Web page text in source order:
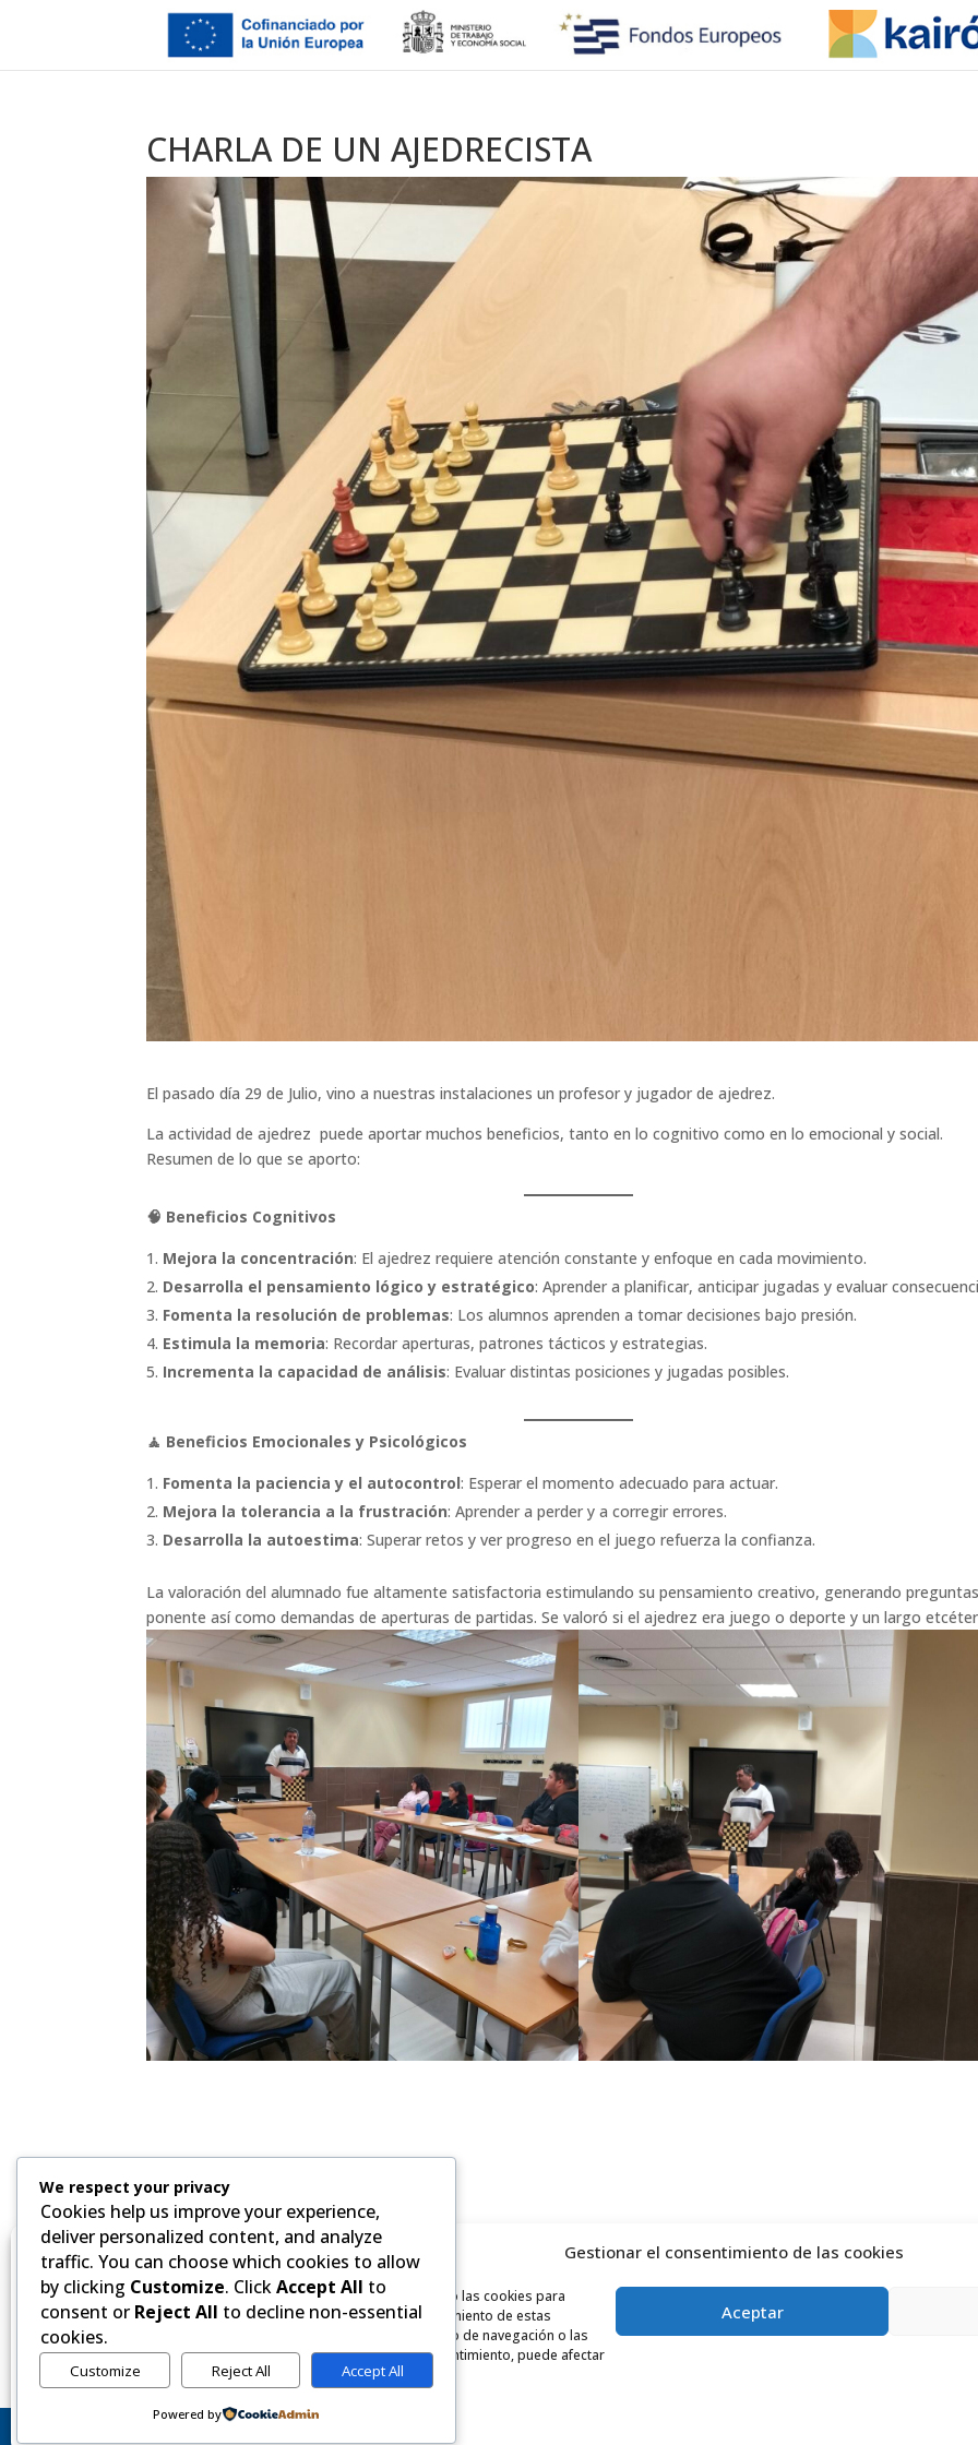
Gestionar el consentimiento de las cookies
Para ofrecer las mejores experiencias, utilizamos tecnologías como las cookies para
almacenar y/o acceder a la información del dispositivo. El consentimiento de estas
tecnologías nos permitirá procesar datos como el comportamiento de navegación o las
identificaciones únicas en este sitio. No consentir o retirar el consentimiento, puede afectar
negativamente a ciertas características y funciones.
Aceptar
Declaración de privacidad
CHARLA DE UN AJEDRECISTA
El pasado día 29 de Julio, vino a nuestras instalaciones un profesor y jugador de ajedrez.
La actividad de ajedrez puede aportar muchos beneficios, tanto en lo cognitivo como en lo emocional y social.
Resumen de lo que se aporto:
🧠 Beneficios Cognitivos
Mejora la concentración: El ajedrez requiere atención constante y enfoque en cada movimiento.
Desarrolla el pensamiento lógico y estratégico: Aprender a planificar, anticipar jugadas y evaluar
Fomenta la resolución de problemas: Los alumnos aprenden a tomar decisiones bajo presión.
Estimula la memoria: Recordar aperturas, patrones tácticos y estrategias.
Incrementa la capacidad de análisis: Evaluar distintas posiciones y jugadas posibles.
🧘 Beneficios Emocionales y Psicológicos
Fomenta la paciencia y el autocontrol: Esperar el momento adecuado para actuar.
Mejora la tolerancia a la frustración: Aprender a perder y a corregir errores.
Desarrolla la autoestima: Superar retos y ver progreso en el juego refuerza la confianza.
La valoración del alumnado fue altamente satisfactoria estimulando su pensamiento creativo, generando
ponente así como demandas de aperturas de partidas. Se valoró si el ajedrez era juego o deporte y un largo
Copyright 2024 © Computer Graphics Aragón SLU ●
We respect your privacy
Cookies help us improve your experience,
deliver personalized content, and analyze
traffic. You can choose which cookies to allow
by clicking Customize. ClickAccept All to
consent or Reject All to decline non-essential
cookies.
Customize Reject All Accept All
Powered by